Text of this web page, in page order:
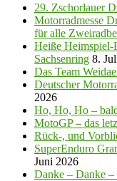
29. Zschorlauer
Motorradmesse
für alle
Heiße Heimspiel-
Sachsenring 8.
Das Team
Deutscher
2026
Ho, Ho, Ho –
MotoGP – das
Rück-, und
SuperEnduro
Juni 2026
Danke – Danke –